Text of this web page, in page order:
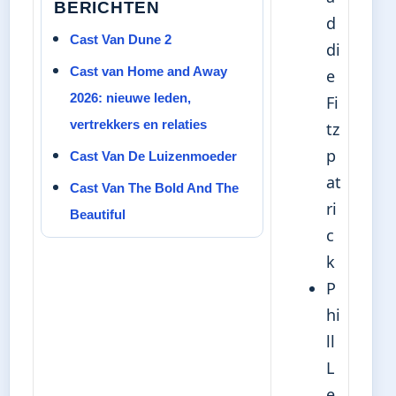
BERICHTEN
Cast Van Dune 2
Cast van Home and Away
2026: nieuwe leden,
vertrekkers en relaties
Cast Van De Luizenmoeder
Cast Van The Bold And The
Beautiful
d
di
e
Fi
tz
p
at
ri
c
k
P
hi
ll
L